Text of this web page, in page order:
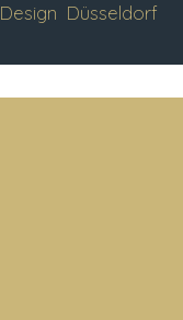
Design Düsseldorf